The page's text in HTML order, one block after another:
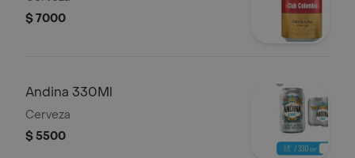
$ 7000
Andina 330Ml
Cerveza
$ 5500